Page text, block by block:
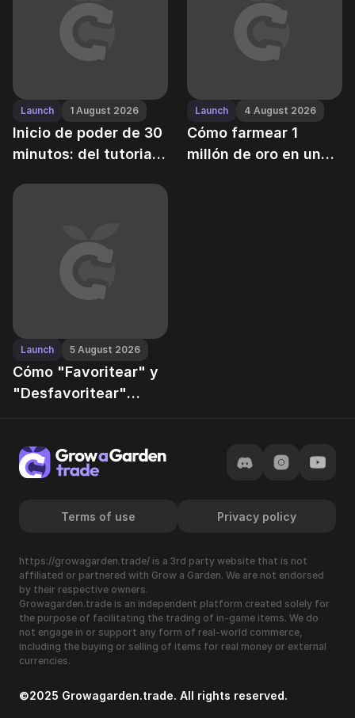
Launch 1 August 2026
Inicio de poder de 30
minutos: del tutorial
a Garden
Launch 4 August 2026
Cómo farmear 1
millón de oro en un
Launch 5 August 2026
Cómo "Favoritear" y
"Desfavoritear"
Terms of use Privacy policy
https://growagarden.trade/ is a 3rd party website that is not
affiliated or partnered with Grow a Garden. We are not endorsed
by their respective owners.
Growagarden.trade is an independent platform created solely for
the purpose of facilitating the trading of in-game items. We do
not engage in or support any form of real-world commerce,
including the buying or selling of items for real money or external
currencies.
©2025 Growagarden.trade. All rights reserved.